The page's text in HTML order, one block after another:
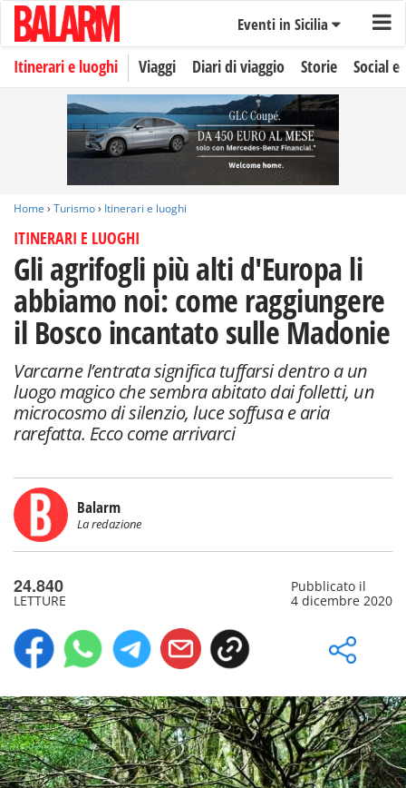
Eventi in Sicilia
Itinerari e luoghi Viaggi Diari di viaggio Storie Social
Home › Turismo› Itinerari e luoghi
ITINERARI E LUOGHI
Gli agrifogli più alti d'Europa li
abbiamo noi: come raggiungere
il Bosco incantato sulle Madonie
Varcarne l’entrata significa tuffarsi dentro a un
luogo magico che sembra abitato dai folletti, un
microcosmo di silenzio, luce soffusa e aria
rarefatta. Ecco come arrivarci
Balarm
La redazione
24.840
LETTURE
Pubblicato il
4 dicembre 2020